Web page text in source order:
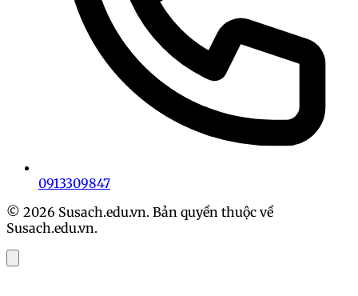
0913309847
© 2026 Susach.edu.vn. Bản quyền thuộc về
Susach.edu.vn.